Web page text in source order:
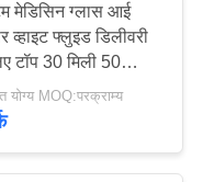
मेडिसिन ग्लास आई
व्हाइट फ्लुइड डिलीवरी
टॉप 30 मिली 50
योग्य MOQ:परक्राम्य